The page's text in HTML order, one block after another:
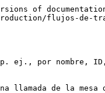
of
flujos-de-
ej., por nombre,
llamada de la